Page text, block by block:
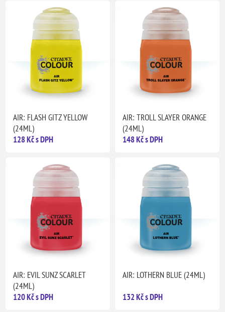
AIR: FLASH GITZ YELLOW
(24ML)
128 Kč s DPH
AIR: TROLL SLAYER ORANGE
(24ML)
148 Kč s DPH
AIR: EVIL SUNZ SCARLET
(24ML)
120 Kč s DPH
AIR: LOTHERN BLUE (24ML)
132 Kč s DPH